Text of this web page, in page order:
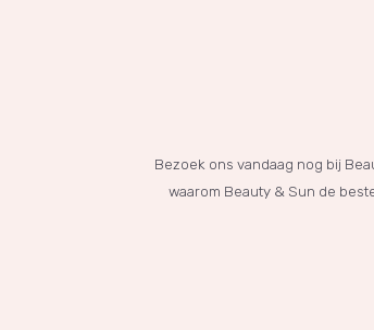
Bezoek ons vandaag nog bij
waarom Beauty & Sun de